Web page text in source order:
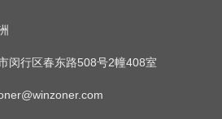
闵行区春东路508号2幢408室